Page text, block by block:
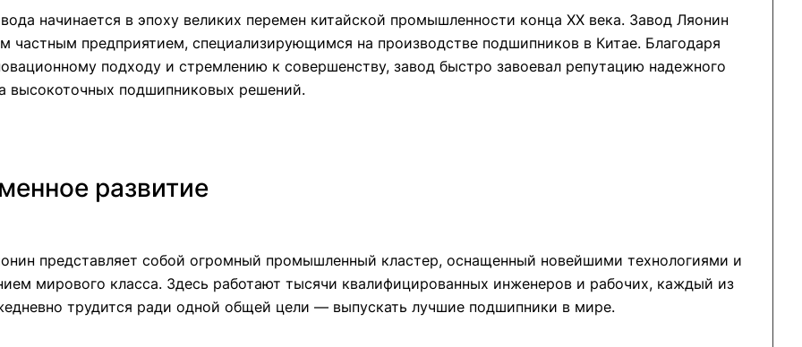
начинается в эпоху великих перемен китайской промышленности конца XX века. Завод Ляонин
частным предприятием, специализирующимся на производстве подшипников в Китае. Благодаря
подходу и стремлению к совершенству, завод быстро завоевал репутацию надежного
высокоточных подшипниковых решений.
развитие
представляет собой огромный промышленный кластер, оснащенный новейшими технологиями и
мирового класса. Здесь работают тысячи квалифицированных инженеров и рабочих, каждый из
трудится ради одной общей цели — выпускать лучшие подшипники в мире.